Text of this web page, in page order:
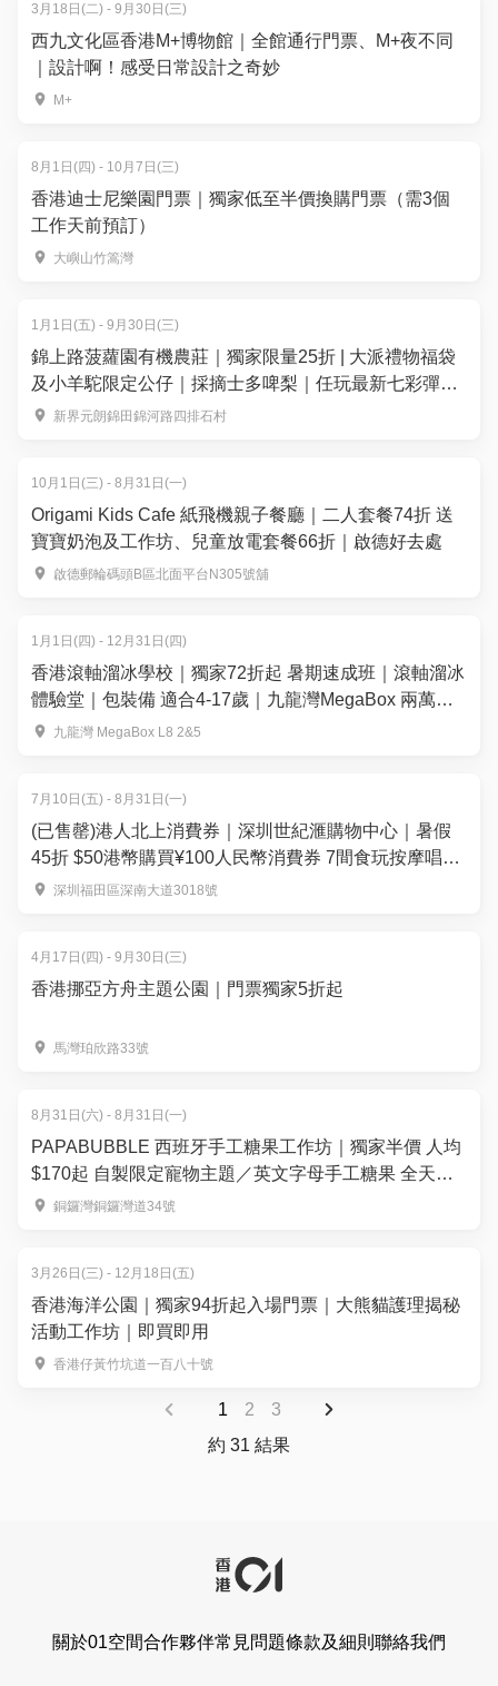
3月18日(二) - 9月30日(三)
西九文化區香港M+博物館｜全館通行門票、M+夜不同
｜設計啊！感受日常設計之奇妙
M+
8月1日(四) - 10月7日(三)
香港迪士尼樂園門票｜獨家低至半價換購門票（需3個
工作天前預訂）
大嶼山竹篙灣
1月1日(五) - 9月30日(三)
錦上路菠蘿園有機農莊｜獨家限量25折 | 大派禮物福袋
及小羊駝限定公仔｜採摘士多啤梨｜任玩最新七彩彈床
充氣城堡沙池釣魚池｜元朗好去處
新界元朗錦田錦河路四排石村
10月1日(三) - 8月31日(一)
Origami Kids Cafe 紙飛機親子餐廳｜二人套餐74折 送
寶寶奶泡及工作坊、兒童放電套餐66折｜啟德好去處
啟德郵輪碼頭B區北面平台N305號舖
1月1日(四) - 12月31日(四)
香港滾軸溜冰學校｜獨家72折起 暑期速成班｜滾軸溜冰
體驗堂｜包裝備 適合4-17歲｜九龍灣MegaBox 兩萬呎
全港最大室內滾軸溜冰場 全場無柱空間
九龍灣 MegaBox L8 2&5
7月10日(五) - 8月31日(一)
(已售罄)港人北上消費券｜深圳世紀滙購物中心｜暑假
45折 $50港幣購買¥100人民幣消費券 7間食玩按摩唱K
熱門店 週末可用｜暑假北上好去處
深圳福田區深南大道3018號
4月17日(四) - 9月30日(三)
香港挪亞方舟主題公園｜門票獨家5折起
馬灣珀欣路33號
8月31日(六) - 8月31日(一)
PAPABUBBLE 西班牙手工糖果工作坊｜獨家半價 人均
$170起 自製限定寵物主題／英文字母手工糖果 全天然
食材｜3歲起
銅鑼灣銅鑼灣道34號
3月26日(三) - 12月18日(五)
香港海洋公園｜獨家94折起入場門票｜大熊貓護理揭秘
活動工作坊｜即買即用
香港仔黃竹坑道一百八十號
1 2
3
約 31 結果
關於01空間合作夥伴常見問題條款及細則 聯絡我們